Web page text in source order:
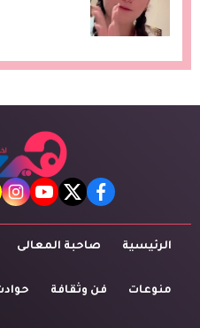
facebook
twitter
الرئيسية صاحبة المعالى
منوعات فن وثقافة